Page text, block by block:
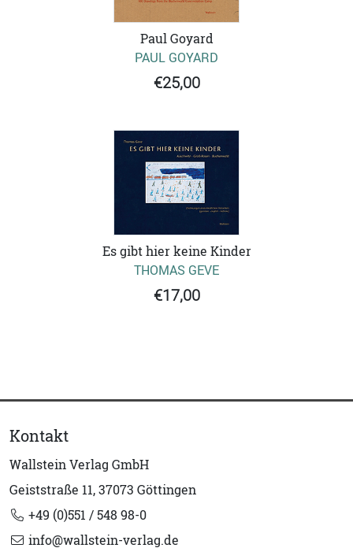
Paul Goyard
PAUL GOYARD
€25,00
Es gibt hier keine Kinder
THOMAS GEVE
€17,00
Kontakt
Wallstein Verlag GmbH
Geiststraße 11, 37073 Göttingen
+49 (0)551 / 548 98-0
info@wallstein-verlag.de